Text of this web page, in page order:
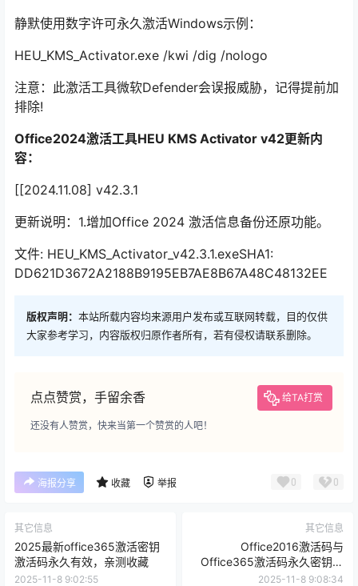
静默使用数字许可永久激活Windows示例：
HEU_KMS_Activator.exe /kwi /dig /nologo
注意：此激活工具微软Defender会误报威胁，记得提前加
排除!
Office2024激活工具HEU KMS Activator v42更新内
容：
[[2024.11.08] v42.3.1
更新说明：1.增加Office 2024 激活信息备份还原功能。
文件: HEU_KMS_Activator_v42.3.1.exeSHA1:
DD621D3672A2188B9195EB7AE8B67A48C48132EE
版权声明： 本站所载内容均来源用户发布或互联网转载，目的仅供
大家参考学习，内容版权归原作者所有，若有侵权请联系删除。
点点赞赏，手留余香 给TA打赏
还没有人赞赏，快来当第一个赞赏的人吧！
海报分享 收藏 举报 0 0
其它信息
2025最新office365激活密钥
激活码永久有效，亲测收藏
2025-11-8 9:02:55
其它信息
Office2016激活码与
Office365激活码永久密钥分
享
2025-11-8 9:08:34